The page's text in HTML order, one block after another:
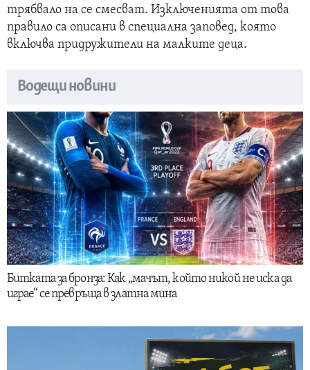
трябвало на се смесват. Изключенията от това
правило са описани в специална заповед, която
включва придружители на малките деца.
Водещи новини
Битката за бронза: Как „мачът, който никой не иска да
играе“ се превръща в златна мина